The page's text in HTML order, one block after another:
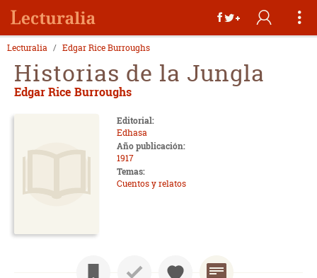
Lecturalia Edgar Rice Burroughs
Historias de la Jungla
Edgar Rice Burroughs
Editorial:
Edhasa
Año publicación:
1917
Temas:
Cuentos y relatos